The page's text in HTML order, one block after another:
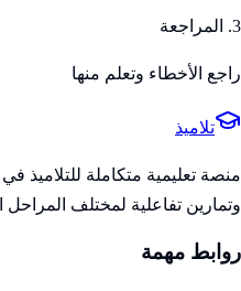
3. المراجعة
راجع الأخطاء وتعلم منها
تلاميذ
منصة تعليمية متكاملة للتلاميذ
وتمارين تفاعلية لمختلف المراحل
روابط مهمة